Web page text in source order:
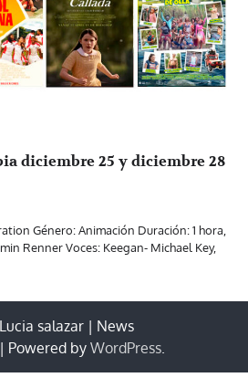
diciembre 25 y diciembre 28
Género: Animación Duración: 1 hora,
Renner Voces: Keegan- Michael Key,
salazar | News
| Powered by WordPress